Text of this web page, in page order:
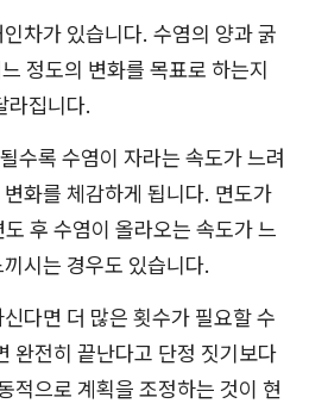
차가 있습니다. 수염의 양과 굵
정도의 변화를 목표로 하는지
라집니다.
수록 수염이 자라는 속도가 느려
화를 체감하게 됩니다. 면도가
후 수염이 올라오는 속도가 느
시는 경우도 있습니다.
다면 더 많은 횟수가 필요할 수
완전히 끝난다고 단정 짓기보다
적으로 계획을 조정하는 것이 현